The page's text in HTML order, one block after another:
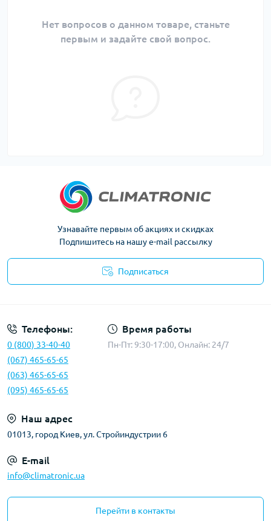
Нет вопросов о данном товаре, станьте
первым и задайте свой вопрос.
Узнавайте первым об акциях и скидках
Подпишитесь на нашу e-mail рассылку
Подписаться
Телефоны:
0 (800) 33-40-40
(067) 465-65-65
(063) 465-65-65
(095) 465-65-65
Время работы
Пн-Пт: 9:30-17:00, Онлайн: 24/7
Наш адрес
01013, город Киев, ул. Стройиндустрии 6
E-mail
info@climatronic.ua
Перейти в контакты